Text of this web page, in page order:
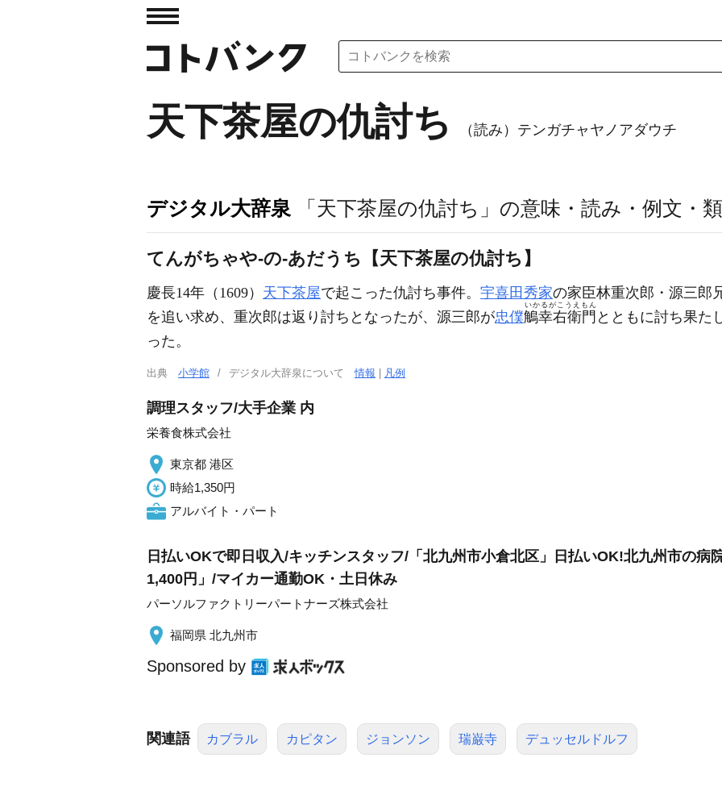
天下茶屋の仇討ち （読み）テンガチャヤノアダウチ
デジタル大辞泉 「天下茶屋の仇討ち」の意味・読み・例文・
てんがちゃや‐の‐あだうち【天下茶屋の仇討ち】
慶長14年（1609） 天下茶屋で起こった仇討ち事件。 宇喜田秀家の家臣林重次郎・源三郎
を追い求め、重次郎は返り討ちとなったが、源三郎が忠僕鵤幸右衛門
いかるがこうえもん
とともに討ち果た
った。
出典 小学館 デジタル大辞泉について情報 凡例
調理スタッフ/大手企業 内
栄養食株式会社
東京都 港区
時給1,350円
アルバイト・パート
日払いOKで即日収入/キッチンスタッフ/「北九州市小倉北区」日払いOK!北九州市の病
1,400円」/マイカー通勤OK・土日休み
パーソルファクトリーパートナーズ株式会社
福岡県 北九州市
Sponsored by
関連語 カブラル カピタン ジョンソン 瑞巌寺 デュッセルドルフ